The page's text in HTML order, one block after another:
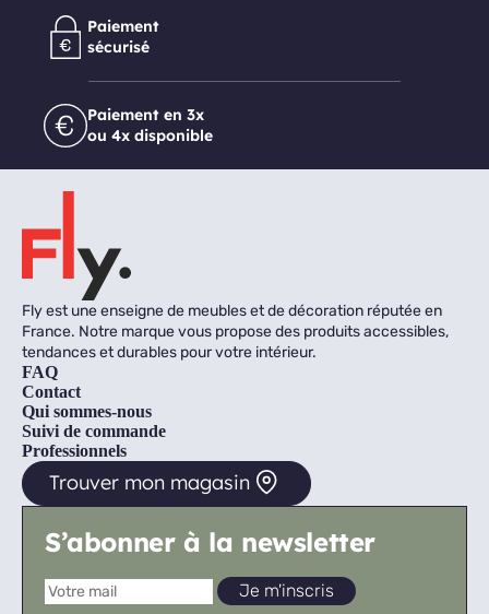
Paiement
sécurisé
Paiement en 3x
ou 4x disponible
Fly est une enseigne de meubles et de décoration réputée en
France. Notre marque vous propose des produits accessibles,
tendances et durables pour votre intérieur.
FAQ
Contact
Qui sommes-nous
Suivi de commande
Professionnels
Trouver mon magasin
S’abonner à la newsletter